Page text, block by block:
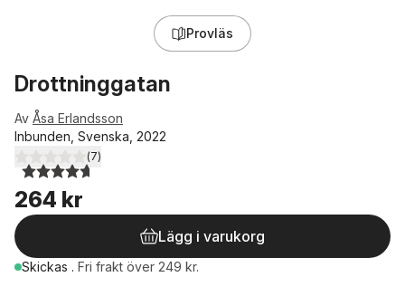
Provläs
Drottninggatan
Av Åsa Erlandsson
Inbunden, Svenska, 2022
4,7utav 5 stjärnor. Totalt antal röster:
(7)
264 kr
Lägg i varukorg
Skickas . Fri frakt över 249 kr.